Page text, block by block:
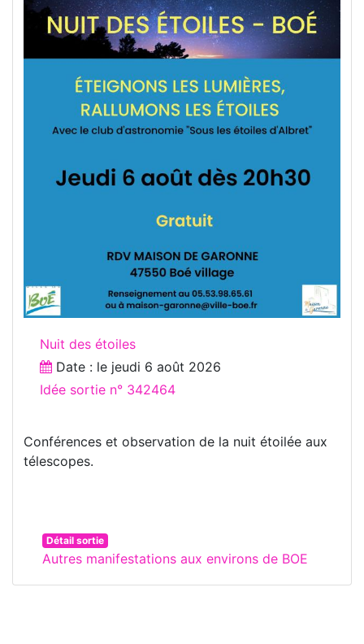
Nuit des étoiles
Date : le jeudi 6 août 2026
Idée sortie n° 342464
Conférences et observation de la nuit étoilée aux
télescopes.
Détail sortie
Autres manifestations aux environs de BOE